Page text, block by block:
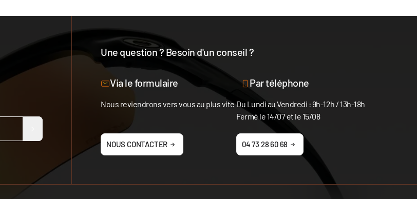
Une question ? Besoin d'un conseil ?
Notre équipe est à votre disposition
Via le formulaire Par téléphone
Nous reviendrons vers vous au plus vite
NOUS CONTACTER
Du Lundi au Vendredi : 9h-12h / 13h-18h
Fermé le 14/07 et le 15/08
04 73 28 60 68